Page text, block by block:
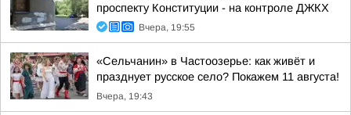
проспекту Конституции - на контроле ДЖКХ
Вчера, 19:55
«Сельчанин» в Частоозерье: как живёт и
празднует русское село? Покажем 11 августа!
Вчера, 19:43